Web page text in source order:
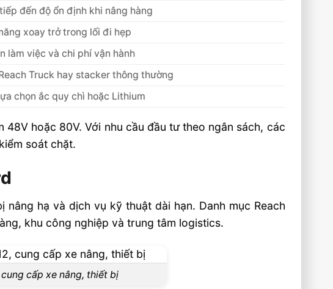
đến độ ổn định khi nâng hàng
xoay trở trong lối đi hẹp
làm việc và chi phí vận hành
Truck hay stacker thông thường
chọn ắc quy chì hoặc Lithium
hoặc 80V. Với nhu cầu đầu tư theo ngân sách, các
soát chặt.
hạ và dịch vụ kỹ thuật dài hạn. Danh mục Reach
khu công nghiệp và trung tâm logistics.
cấp xe nâng, thiết bị